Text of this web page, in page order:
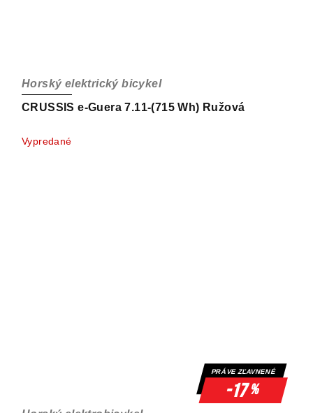
CRUSSIS e-Guera 7.11-(715 Wh) Ružová
Horský elektrický bicykel
Vypredané
PRÁVE ZĽAVNENÉ
-17%